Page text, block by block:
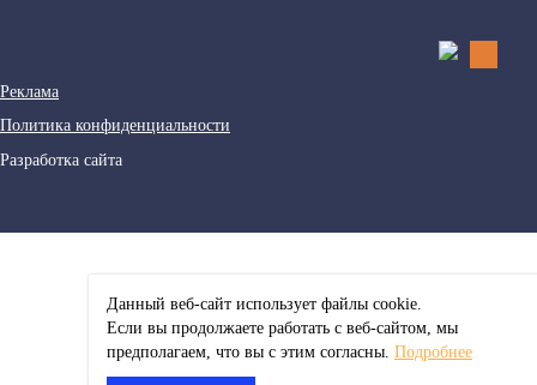
Реклама
Политика конфиденциальности
Разработка сайта
Данный веб-сайт использует файлы сookie.
Если вы продолжаете работать с веб-сайтом, мы
предполагаем, что вы с этим согласны. Подробнее